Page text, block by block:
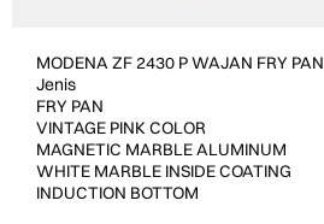
MODENA ZF 2430 P WAJAN FRY PAN
Jenis
FRY PAN
VINTAGE PINK COLOR
MAGNETIC MARBLE ALUMINUM
WHITE MARBLE INSIDE COATING
INDUCTION BOTTOM